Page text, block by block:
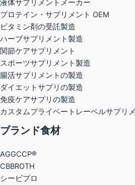
液体サプリメントメーカー
プロテイン・サプリメント OEM
ビタミン剤の受託製造
ハーブサプリメント製造
関節ケアサプリメント
スポーツサプリメント製造
腸活サプリメントの製造
ダイエットサプリの製造
免疫ケアサプリの製造
カスタムプライベートレーベルサプリ
ブランド食材
AGGCCP®
CBBROTH
シービプロ